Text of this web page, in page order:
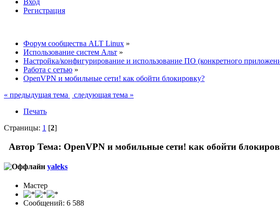
Регистрация
Форум сообщества ALT Linux »
Использование систем Альт »
Настройка/конфигурирование и использование ПО (конкретного
Работа с сетью »
OpenVPN и мобильные сети! как обойти блокировку?
« предыдущая тема
следующая тема »
Печать
Страницы: 1 [2]
Автор Тема: OpenVPN и мобильные сети! как обойти
yaleks
Мастер
Сообщений: 6 588